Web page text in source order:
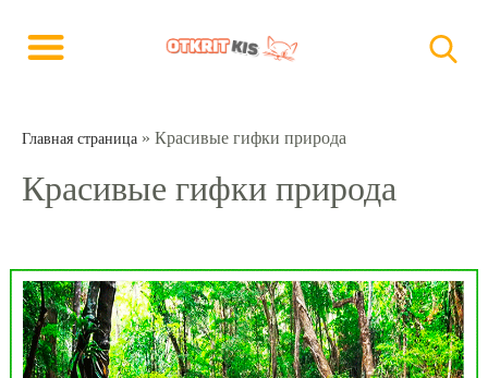
Главная страница » Красивые гифки природа
Красивые гифки природа